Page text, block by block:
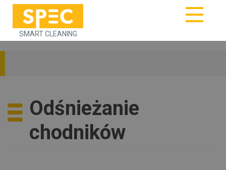
SMART CLEANING
Odśnieżanie
chodników